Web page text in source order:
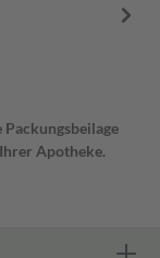
Apotheke.